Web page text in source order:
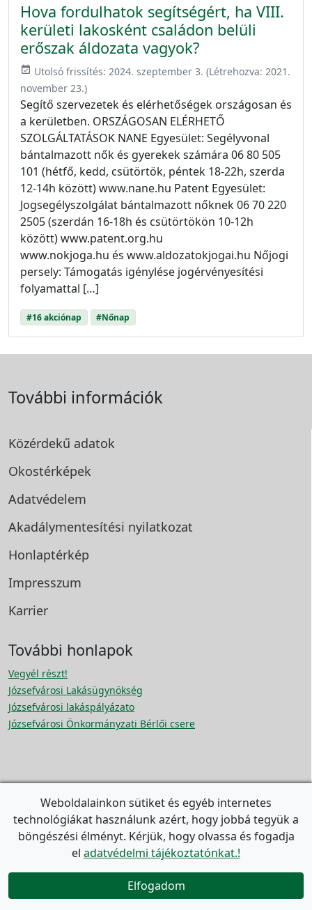
Hova fordulhatok segítségért, ha VIII.
kerületi lakosként családon belüli
erőszak áldozata vagyok?
event_available Utolsó frissítés: 2024. szeptember 3. (Létrehozva: 2021.
november 23.)
Segítő szervezetek és elérhetőségek országosan és
a kerületben. ORSZÁGOSAN ELÉRHETŐ
SZOLGÁLTATÁSOK NANE Egyesület: Segélyvonal
bántalmazott nők és gyerekek számára 06 80 505
101 (hétfő, kedd, csütörtök, péntek 18-22h, szerda
12-14h között) www.nane.hu Patent Egyesület:
Jogsegélyszolgálat bántalmazott nőknek 06 70 220
2505 (szerdán 16-18h és csütörtökön 10-12h
között) www.patent.org.hu
www.nokjoga.hu és www.aldozatokjogai.hu Nőjogi
persely: Támogatás igénylése jogérvényesítési
folyamattal […]
#16 akciónap #Nőnap
További információk
Közérdekű adatok
Okostérképek
Adatvédelem
Akadálymentesítési nyilatkozat
Honlaptérkép
Impresszum
Karrier
További honlapok
Vegyél részt!
Józsefvárosi Lakásügynökség
Józsefvárosi lakáspályázato
Józsefvárosi Önkormányzati Bérlői csere
Polgármesteri Hivatal
1082 Budapest, Baross u. 63-67.
+36 1/459-2100 (Központ)
+36 80/277-256 (Zöld szám)
Nyitvatartás
Weboldalainkon sütiket és egyéb internetes
technológiákat használunk azért, hogy jobbá tegyük a
böngészési élményt. Kérjük, hogy olvassa és fogadja
el adatvédelmi tájékoztatónkat.!
Elfogadom